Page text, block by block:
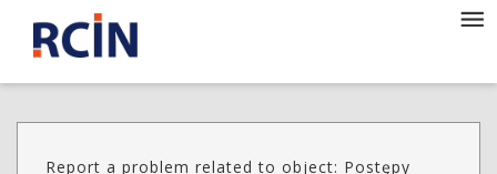
Report a problem related to object: Postępy